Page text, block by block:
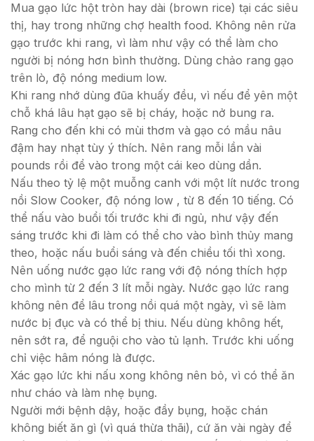
Mua gạo lức hột tròn hay dài (brown rice) tại các siêu
thị, hay trong những chợ health food. Không nên rửa
gạo trước khi rang, vì làm như vậy có thể làm cho
người bị nóng hơn bình thường. Dùng chảo rang gạo
trên lò, độ nóng medium low.
Khi rang nhớ dùng đũa khuấy đều, vì nếu để yên một
chỗ khá lâu hạt gạo sẽ bị cháy, hoặc nở bung ra.
Rang cho đến khi có mùi thơm và gạo có mầu nâu
đậm hay nhạt tùy ý thích. Nên rang mỗi lần vài
pounds rồi để vào trong một cái keo dùng dần.
Nấu theo tỷ lệ một muỗng canh với một lít nước trong
nồi Slow Cooker, độ nóng low , từ 8 đến 10 tiếng. Có
thể nấu vào buổi tối trước khi đi ngủ, như vậy đến
sáng trước khi đi làm có thể cho vào bình thủy mang
theo, hoặc nấu buổi sáng và đến chiều tối thì xong.
Nên uống nước gạo lức rang với độ nóng thích hợp
cho mình từ 2 đến 3 lít mỗi ngày. Nước gạo lức rang
không nên để lâu trong nồi quá một ngày, vì sẽ làm
nước bị đục và có thể bị thiu. Nếu dùng không hết,
nên sớt ra, để nguội cho vào tủ lạnh. Trước khi uống
chỉ việc hâm nóng là được.
Xác gạo lức khi nấu xong không nên bỏ, vì có thể ăn
như cháo và làm nhẹ bụng.
Người mới bệnh dậy, hoặc đầy bụng, hoặc chán
không biết ăn gì (vì quá thừa thãi), cứ ăn vài ngày để